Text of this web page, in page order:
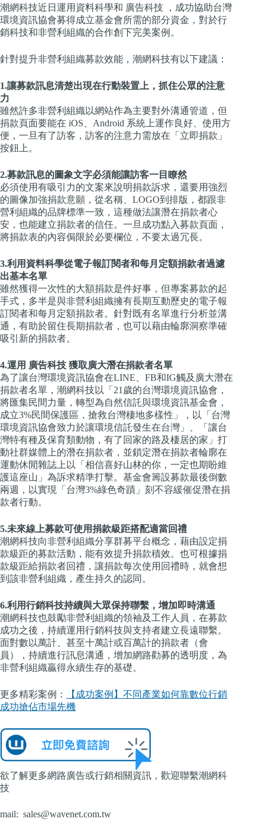
潮網科技近日運用資料科學和 廣告科技 ，成功協助台灣
環境資訊協會募得成立基金會所需的部分資金，對於行
銷科技和非營利組織的合作創下完美案例。
針對提升非營利組織募款效能，潮網科技有以下建議：
1.讓募款訊息清楚出現在行動裝置上，抓住公眾的注意
力
雖然許多非營利組織以網站作為主要對外溝通管道，但
捐款頁面要能在 iOS、Android 系統上運作良好、使用方
便，一旦有了訪客，訪客的注意力需放在「立即捐款」
按鈕上。
2.募款訊息的圖象文字必須能讓訪客一目瞭然
必須使用有吸引力的文案來說明捐款訴求，還要用強烈
的圖像加強捐款意願，從名稱、LOGO到排版，都跟非
營利組織的品牌標準一致，這種做法讓潛在捐款者心
安，也能建立捐款者的信任。一旦成功點入募款頁面，
將捐款表的內容侷限於必要欄位，不要太過冗長。
3.利用資料科學從電子報訂閱者和每月定額捐款者過濾
出基本名單
雖然獲得一次性的大額捐款是件好事，但專案募款的起
手式，多半是與非營利組織擁有長期互動歷史的電子報
訂閱者和每月定額捐款者。針對既有名單進行分析並溝
通，有助於留住長期捐款者，也可以藉由輪廓洞察準確
吸引新的捐款者。
4.運用 廣告科技 獲取廣大潛在捐款者名單
為了讓台灣環境資訊協會在LINE、FB和IG觸及廣大潛在
捐款者名單，潮網科技以「21歲的台灣環境資訊協會，
將匯集民間力量，轉型為自然信託與環境資訊基金會，
成立3%民間保護區，搶救台灣棲地多樣性」，以「台灣
環境資訊協會致⼒於讓環境信託發⽣在台灣」、「讓台
灣特有種及保育類動物，有了回家的路及棲居的家」打
動社群媒體上的潛在捐款者，並鎖定潛在捐款者輪廓在
運動休閒雜誌上以「相信喜好⼭林的你，⼀定也期盼維
護這座⼭」為訴求精準打擊。基⾦會籌設募款最後倒數
兩週，以實現「台灣3%綠⾊奇蹟」刻不容緩催促潛在捐
款者行動。
5.未來線上募款可使用捐款級距搭配適當回禮
潮網科技向非營利組織分享群募平台概念，藉由設定捐
款級距的募款活動，能有效提升捐款積效。也可根據捐
款級距給捐款者回禮，讓捐款每次使用回禮時，就會想
到該非營利組織，產生持久的認同。
6.利用行銷科技持續與大眾保持聯繫，增加即時溝通
潮網科技也鼓勵非營利組織的領袖及工作人員，在募款
成功之後，持續運用行銷科技與支持者建立長遠聯繫。
面對數以萬計、甚至十萬計或百萬計的捐款者（會
員），持續進行訊息溝通，增加網路勸募的透明度，為
非營利組織贏得永續生存的基礎。
更多精彩案例：
【成功案例】不同產業如何靠數位行銷
成功搶佔市場先機
欲了解更多網路廣告或行銷相關資訊，歡迎聯繫潮網科
技
mail: sales@wavenet.com.tw